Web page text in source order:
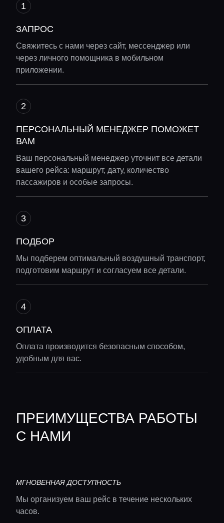
ЗАПРОС
Свяжитесь с нами через сайт, мессенджер или
через личного помощника в мобильном
приложении.
ПЕРСОНАЛЬНЫЙ МЕНЕДЖЕР ПОМОЖЕТ
ВАМ
Ваш персональный менеджер уточнит все детали
вашего рейса: маршрут, дату, количество
пассажиров и особые запросы.
ПОДБОР
Мы подберем оптимальный воздушный транспорт,
подготовим маршрут и согласуем все детали.
ОПЛАТА
Оплата производится безопасным способом,
удобным для вас.
ПРЕИМУЩЕСТВА РАБОТЫ
С НАМИ
МГНОВЕННАЯ ДОСТУПНОСТЬ
Мы организуем ваш рейс в течение нескольких
часов.